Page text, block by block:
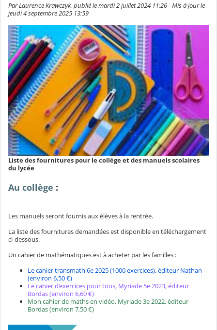
Par Laurence Krawczyk, publié le mardi 2 juillet 2024 11:26 - Mis à jour le
jeudi 4 septembre 2025 13:59
Liste des fournitures pour le collège et des manuels scolaires
du lycée
Au collège :
Les manuels seront fournis aux élèves à la rentrée.
La liste des fournitures demandées est disponible en téléchargement
ci-dessous.
Un cahier de mathématiques est à acheter par les familles :
Le cahier transmath 6e 2025 (1000 exercices), éditeur Nathan
(environ 6,50 €)
Le cahier d’exercices pour tous, Myriade 5e 2023, éditeur
Bordas (environ 6,60 €)
Mon cahier de maths en vidéo, Myriade 3e 2022, éditeur
Bordas (environ 7,50 €)